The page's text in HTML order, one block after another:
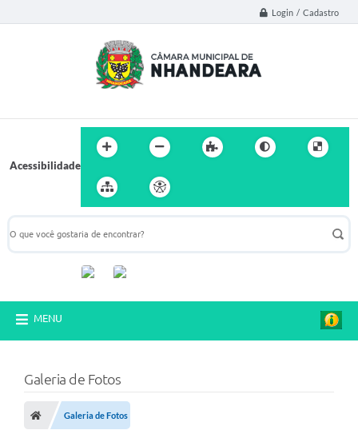
Login / Cadastro
Acessibilidade
MENU
Galeria de Fotos
Galeria de Fotos